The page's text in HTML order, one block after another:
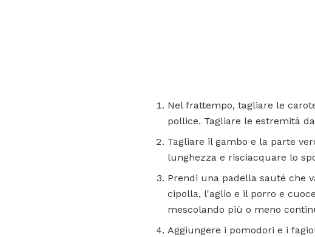
Nel frattempo, tagliare le
pollice. Tagliare le estremità
Tagliare il gambo e la parte
lunghezza e risciacquare lo
Prendi una padella sauté che
cipolla, l'aglio e il porro e
mescolando più o meno
Aggiungere i pomodori e i